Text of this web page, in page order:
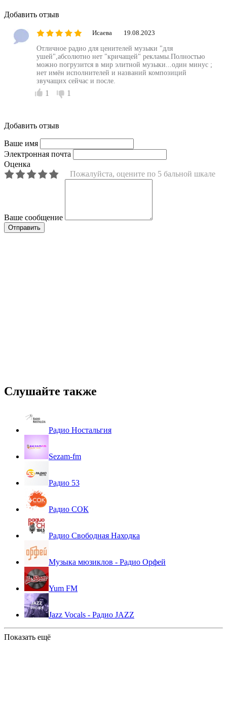
Добавить отзыв
Исаева 19.08.2023
Отличное радио для ценителей музыки "для
ушей",абсолютно нет "кричащей" рекламы.Полностью
можно погрузится в мир элитной музыки...один минус ;
нет имён исполнителей и названий композиций
звучащих сейчас и после.
1 1
Добавить отзыв
Ваше имя
Электронная почта
Оценка
Пожалуйста, оцените по 5 бальной шкале
Ваше сообщение
Слушайте также
Радио Ностальгия
Sezam-fm
Радио 53
Радио СОК
Радио Свободная Находка
Музыка мюзиклов - Радио Орфей
Yum FM
Jazz Vocals - Радио JAZZ
Показать ещё